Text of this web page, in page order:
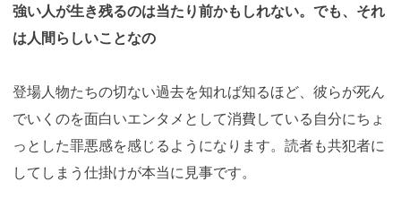
強い人が生き残るのは当たり前かもしれない。でも、それ
は人間らしいことなの
登場人物たちの切ない過去を知れば知るほど、彼らが死ん
でいくのを面白いエンタメとして消費している自分にちょ
っとした罪悪感を感じるようになります。読者も共犯者に
してしまう仕掛けが本当に見事です。